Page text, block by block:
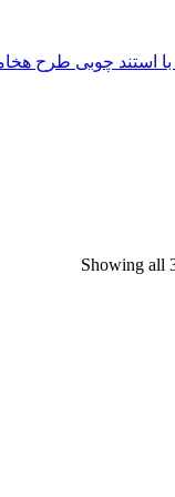
استند چوبی طرح
Showing all